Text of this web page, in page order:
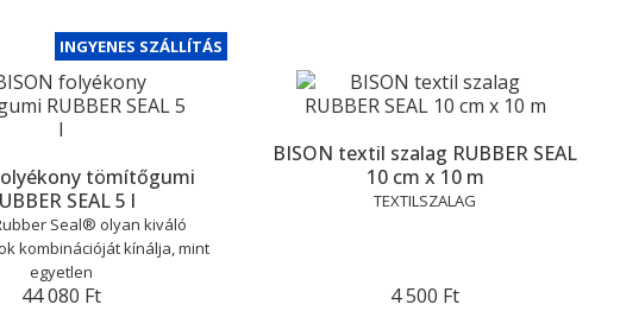
INGYENES SZÁLLÍTÁS
tömítőgumi
SEAL 5 l
Seal® olyan kiváló
kombinációját kínálja, mint
egyetlen
44 080 Ft
BISON textil szalag RUBBER SEAL
10 cm x 10 m
TEXTILSZALAG
4 500 Ft